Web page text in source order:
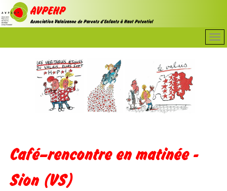
Café–rencontre en matinée -
Sion (VS)